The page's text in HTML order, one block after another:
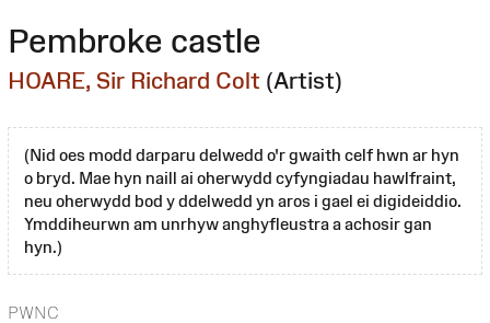
Pembroke castle
HOARE, Sir Richard Colt (Artist)
(Nid oes modd darparu delwedd o'r gwaith celf hwn ar hyn
o bryd. Mae hyn naill ai oherwydd cyfyngiadau hawlfraint,
neu oherwydd bod y ddelwedd yn aros i gael ei digideiddio.
Ymddiheurwn am unrhyw anghyfleustra a achosir gan
hyn.)
PWNC